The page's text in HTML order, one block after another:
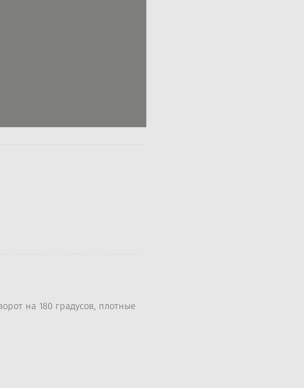
на 180 градусов, плотные